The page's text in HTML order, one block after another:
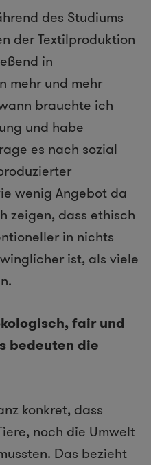
des Studiums
der Textilproduktion
in
mehr und mehr
brauchte ich
und habe
es nach sozial
wenig Angebot da
zeigen, dass ethisch
in nichts
ist, als viele
fair und
bedeuten die
konkret, dass
noch die Umwelt
Das bezieht